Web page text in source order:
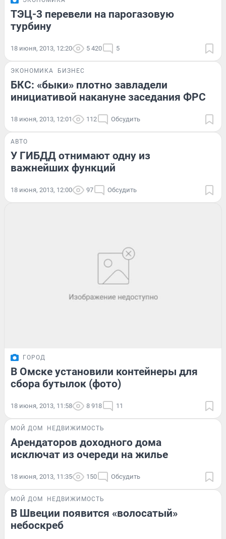
ТЭЦ-3 перевели на парогазовую
турбину
18 июня, 2013, 12:20 5 420 5
ЭКОНОМИКА БИЗНЕС
БКС: «быки» плотно завладели
инициативой накануне заседания ФРС
18 июня, 2013, 12:01 112 Обсудить
АВТО
У ГИБДД отнимают одну из
важнейших функций
18 июня, 2013, 12:00 97 Обсудить
ГОРОД
В Омске установили контейнеры для
сбора бутылок (фото)
18 июня, 2013, 11:58 8 918 11
МОЙ ДОМ НЕДВИЖИМОСТЬ
Арендаторов доходного дома
исключат из очереди на жилье
18 июня, 2013, 11:35 150 Обсудить
МОЙ ДОМ НЕДВИЖИМОСТЬ
В Швеции появится «волосатый»
небоскреб